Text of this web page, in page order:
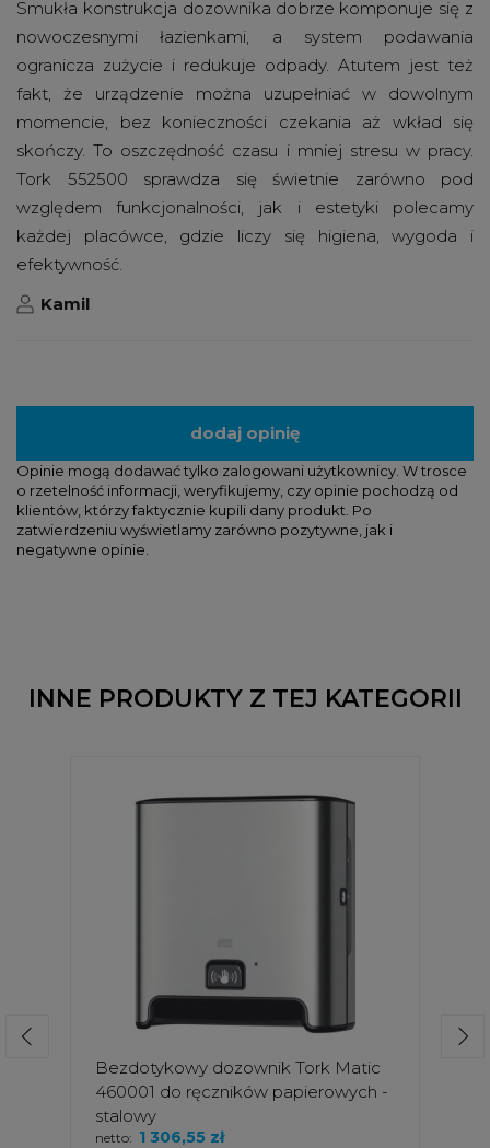
Smukła konstrukcja dozownika dobrze komponuje się z
nowoczesnymi łazienkami, a system podawania
ogranicza zużycie i redukuje odpady. Atutem jest też
fakt, że urządzenie można uzupełniać w dowolnym
momencie, bez konieczności czekania aż wkład się
skończy. To oszczędność czasu i mniej stresu w pracy.
Tork 552500 sprawdza się świetnie zarówno pod
względem funkcjonalności, jak i estetyki polecamy
każdej placówce, gdzie liczy się higiena, wygoda i
efektywność.
Kamil
dodaj opinię
Opinie mogą dodawać tylko zalogowani użytkownicy. W trosce
o rzetelność informacji, weryfikujemy, czy opinie pochodzą od
klientów, którzy faktycznie kupili dany produkt. Po
zatwierdzeniu wyświetlamy zarówno pozytywne, jak i
negatywne opinie.
INNE PRODUKTY Z TEJ KATEGORII
Bezdotykowy dozownik Tork Matic
460001 do ręczników papierowych -
stalowy
netto: 1 306,55 zł